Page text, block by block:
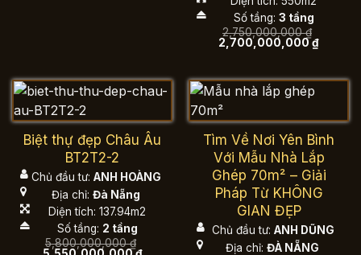
5,200,000,000 ₫.
Số tầng: 3 tầng
2,750,000,000₫
Giá
gốc
2,700,000,000₫Giá
Biệt thự đẹp Châu Âu
BT2T2-2
Chủ đầu tư: ANH HOÀNG
Địa chỉ: Đà Nẵng
Diện tích: 137.94m2
Số tầng: 2 tầng
5,800,000,000₫
Tìm Về Nơi Yên Bình
Với Mẫu Nhà Lắp
Ghép 70m² – Giải
Pháp Từ KHÔNG
GIAN ĐẸP
Chủ đầu tư: ANH DŨNG
Địa chỉ: ĐÀ NẴNG